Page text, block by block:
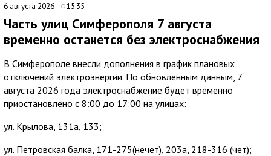
6 августа 2026 15:35
Часть улиц Симферополя 7 августа
временно останется без электроснабжения
В Симферополе внесли дополнения в график плановых
отключений электроэнергии. По обновленным данным, 7
августа 2026 года электроснабжение будет временно
приостановлено с 8:00 до 17:00 на улицах:
ул. Крылова, 131а, 133;
ул. Петровская балка, 171-275(нечет), 203а, 218-316 (чет);